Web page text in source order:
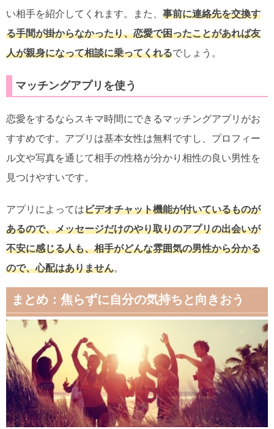
い相手を紹介してくれます。また、 事前に連絡先を交換す
る手間が掛からなかったり、恋愛で困ったことがあれば友
人が親身になって相談に乗ってくれるでしょう。
マッチングアプリを使う
恋愛をするならスキマ時間にできるマッチングアプリがお
すすめです。アプリは基本女性は無料ですし、プロフィー
ル文や写真を通じて相手の性格が分かり相性の良い男性を
見つけやすいです。
アプリによってはビデオチャット機能が付いているものが
あるので、メッセージだけのやり取りのアプリの出会いが
不安に感じる人も、相手がどんな雰囲気の男性から分かる
ので、心配はありません。
まとめ：焦らずに自分の気持ちと向きおう